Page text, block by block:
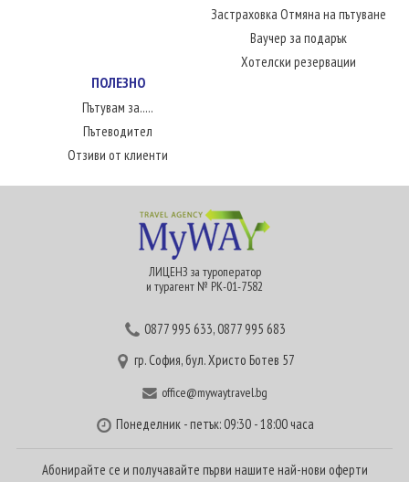
Застраховка Отмяна на пътуване
Ваучер за подарък
Хотелски резервации
ПОЛЕЗНО
Пътувам за.....
Пътеводител
Отзиви от клиенти
ЛИЦЕНЗ за туроператор
и турагент № РК-01-7582
0877 995 633,0877 995 683
гр. София, бул. Христо Ботев 57
office@mywaytravel.bg
Понеделник - петък: 09:30 - 18:00 часа
Абонирайте се и получавайте първи нашите най-нови оферти